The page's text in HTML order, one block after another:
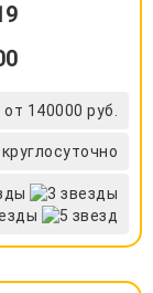
от 140000 руб.
круглосуточно